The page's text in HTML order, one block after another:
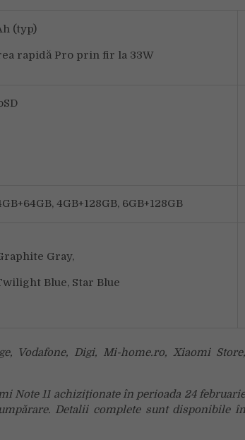
(typ)
rapidă Pro prin fir la 33W
4GB+128GB, 6GB+128GB
Gray,
Blue, Star Blue
Vodafone, Digi, Mi-home.ro, Xiaomi Store,
Note 11 achiziționate în perioada 24
Detalii complete sunt disponibile în